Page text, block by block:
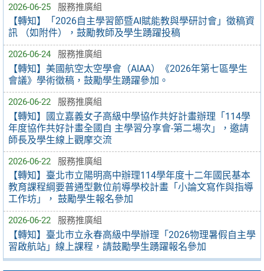
2026-06-25 服務推廣組
【轉知】「2026自主學習節暨AI賦能教與學研討會」徵稿資
訊 （如附件），鼓勵教師及學生踴躍投稿
2026-06-24 服務推廣組
【轉知】美國航空太空學會（AIAA）《2026年第七區學生
會議》學術徵稿，鼓勵學生踴躍參加。
2026-06-22 服務推廣組
【轉知】國立嘉義女子高級中學協作共好計畫辦理「114學
年度協作共好計畫全國自 主學習分享會-第二場次」，邀請
師長及學生線上觀摩交流
2026-06-22 服務推廣組
【轉知】臺北市立陽明高中辦理114學年度十二年國民基本
教育課程綱要普通型數位前導學校計畫「小論文寫作與指導
工作坊」， 鼓勵學生報名參加
2026-06-22 服務推廣組
【轉知】臺北市立永春高級中學辦理「2026物理暑假自主學
習啟航站」線上課程，請鼓勵學生踴躍報名參加